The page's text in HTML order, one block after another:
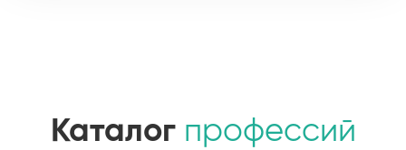
Каталог профессий